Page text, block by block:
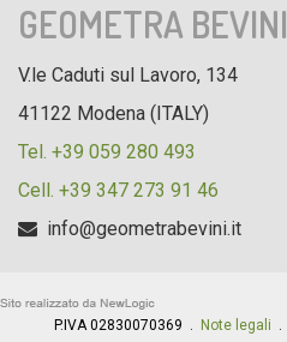
GEOMETRA BEVINI
V.le Caduti sul Lavoro, 134
41122 Modena (ITALY)
Tel. +39 059 280 493
Cell. +39 347 273 91 46
info@geometrabevini.it
P.IVA 02830070369 . Note legali .